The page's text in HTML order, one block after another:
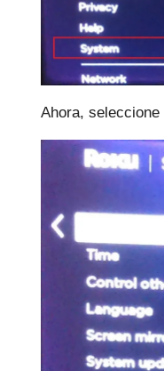
Ahora, seleccione